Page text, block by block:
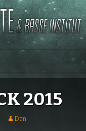
!
2015
Dan